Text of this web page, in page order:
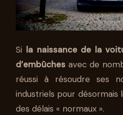
Si la naissance de la
d’embûches avec de
réussi à résoudre ses
industriels pour désormais
des délais « normaux ».